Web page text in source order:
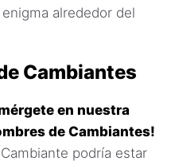
alrededor del
Cambiantes
en nuestra
de Cambiantes!
podría estar